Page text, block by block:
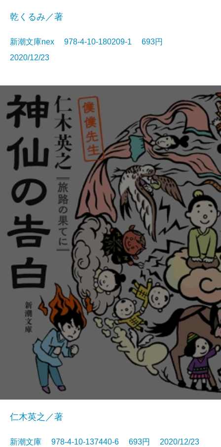
乾くるみ／著
新潮文庫nex 978-4-10-180209-1 693円
2020/12/23
仁木英之／著
新潮文庫 978-4-10-137440-6 693円 2020/12/23